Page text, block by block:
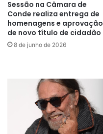
Sessão na Câmara de
Conde realiza entrega de
homenagens e aprovação
de novo título de cidadão
8 de junho de 2026